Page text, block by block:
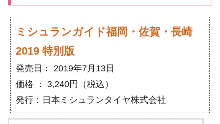
ミシュランガイド福岡・佐賀・長崎
2019 特別版
発売日： 2019年7月13日
価格 ： 3,240円（税込）
発行：日本ミシュランタイヤ株式会社